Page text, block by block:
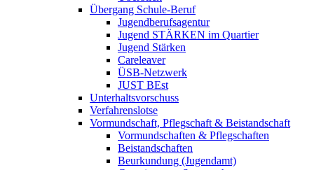
Übergang Schule-Beruf
Jugendberufsagentur
Jugend STÄRKEN im Quartier
Jugend Stärken
Careleaver
ÜSB-Netzwerk
JUST BEst
Unterhaltsvorschuss
Verfahrenslotse
Vormundschaft, Pflegschaft & Beistandschaft
Vormundschaften & Pflegschaften
Beistandschaften
Beurkundung (Jugendamt)